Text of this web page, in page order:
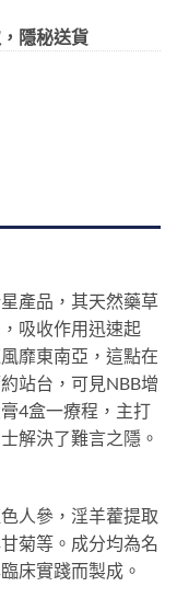
隱秘送貨
產品，其天然藥草
吸收作用迅速起
靡東南亞，這點在
站台，可見NBB增
4盒一療程，主打
解決了難言之隱。
人參，淫羊藿提取
菊等。成分均為名
床實踐而製成。